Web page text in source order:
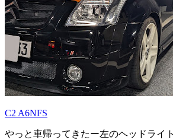
C2 A6NFS
やっと車帰ってきたー左のヘッドライ